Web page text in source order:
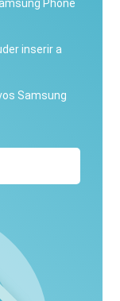
Phone
inserir a
Samsung